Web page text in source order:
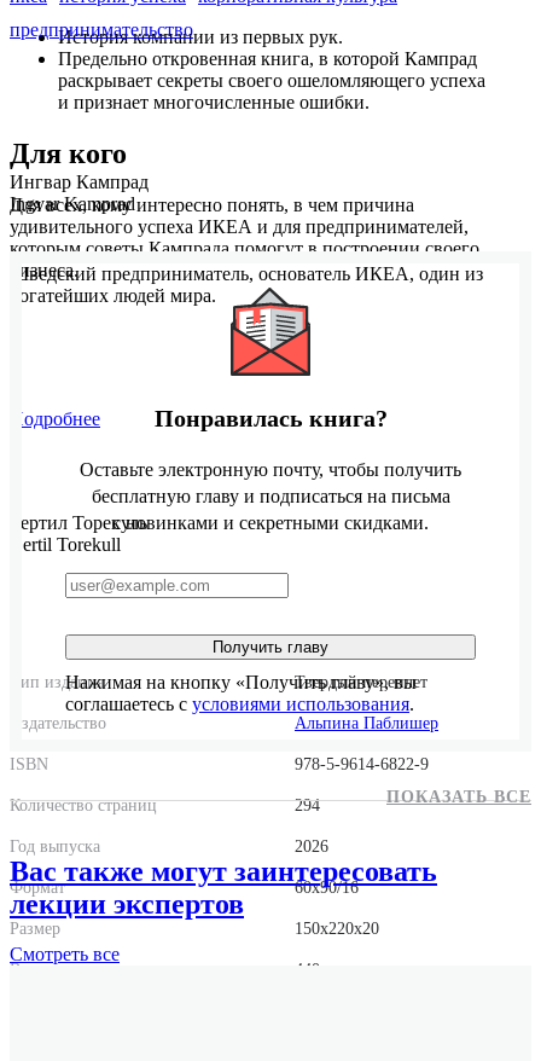
История компании из первых рук.
Предельно откровенная книга, в которой Кампрад
раскрывает секреты своего ошеломляющего успеха
и признает многочисленные ошибки.
Для кого
Для всех, кому интересно понять, в чем причина
удивительного успеха ИКЕА и для предпринимателей,
которым советы Кампрада помогут в построении своего
бизнеса.
предпринимательство
Ингвар Кампрад
Ingvar Kamprad
Шведский предприниматель, основатель ИКЕА, один из
богатейших людей мира.
Подробнее
Бертил Торекуль
Bertil Torekull
Тип издания Твердый переплет
Издательство Альпина Паблишер
ISBN 978-5-9614-6822-9
Количество страниц 294
Год выпуска 2026
Формат 60x90/16
Размер 150x220x20
Вес 440 г.
Понравилась книга?
Оставьте электронную почту, чтобы получить
бесплатную главу и подписаться на письма
с новинками и секретными скидками.
Получить главу
Нажимая на кнопку «Получить главу», вы
соглашаетесь с условиями использования.
ПОКАЗАТЬ ВСЕ
Вас также могут заинтересовать
лекции экспертов
Смотреть все